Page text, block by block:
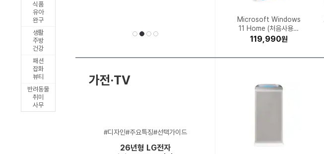
식품
유아
완구
생활
주방
건강
패션
잡화
뷰티
반려동물
취미
사무
Microsoft Windows
11 Home (처음사용자
용 한글)
119,990원
팅크웨어 아이나비 VX3
000 2채널 (64GB, 무
료장착)
207,200원
클라우드백 마이 사이즈
체어 M900MQ 2.0
게이밍 의자
308,490원
케이에스스포츠 스타카
토 인세인 피니시모 울
테 로드 700C (2024
1,787,500원
GIGABYTE B850M
AORUS ELITE WIFI6
E ICE 제이씨현
227,490원
엔티스 ES 700W 80
PLUS스탠다드 ATX3.1
55,000원
광동제약 제주 삼다수
그린 2L (24개)
21,300원
무아스 퓨어 미니 LED
시계
7,040원
(주)파마리서치 리쥬란
더마 힐러 모이스춰 트
리트먼트 앰플 30ml (1
25,600원
삼성전자 갤럭시S26 울
트라 256GB, 자급제
(블랙)
1,639,560원
가전·TV
#디자인#주요특징#선택가이드
26년형 LG전자